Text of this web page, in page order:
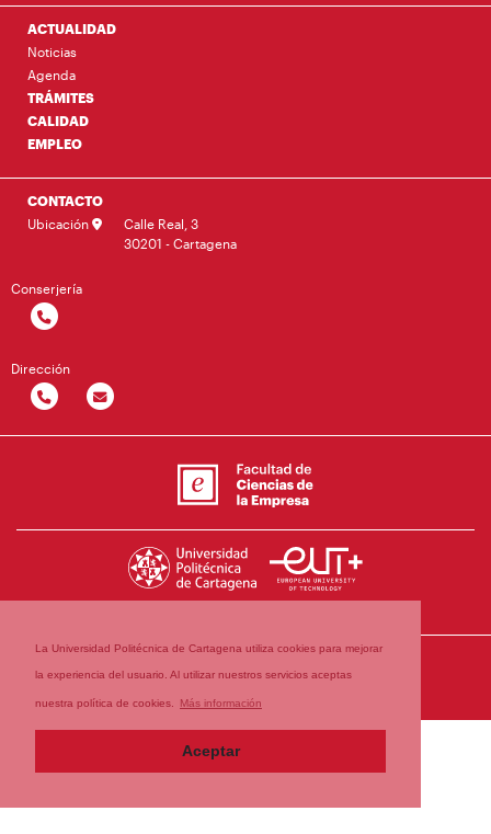
La Universidad Politécnica de Cartagena utiliza cookies para mejorar
la experiencia del usuario. Al utilizar nuestros servicios aceptas
nuestra política de cookies. Más información
Aceptar
ACTUALIDAD
Noticias
Agenda
TRÁMITES
CALIDAD
EMPLEO
CONTACTO
Ubicación
Calle Real, 3
30201 - Cartagena
Conserjería
Dirección